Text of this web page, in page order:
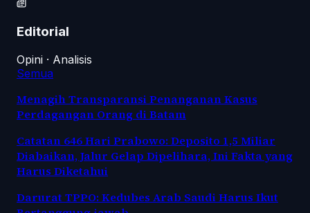
Editorial
Opini · Analisis
Semua
Menagih Transparansi Penanganan Kasus
Perdagangan Orang di Batam
Catatan 646 Hari Prabowo: Deposito 1,5 Miliar
Diabaikan, Jalur Gelap Dipelihara, Ini Fakta yang
Harus Diketahui
Darurat TPPO: Kedubes Arab Saudi Harus Ikut